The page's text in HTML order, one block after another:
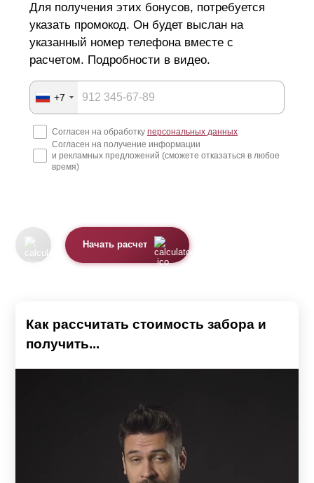
При выборе стоит учитывать вкусовые предпочтения
относительно дизайна забора. Дело в том, что
больший объем делает забор более объемным с
наличием горизонтальных линий. Соответственно
наоборот - чем меньше глубина, тем меньше изгибов
и горизонтальных линий. Заборы изготовленные из
любого размера
ламелейи глубины одинаково
соответствуют высокому качеству.
Для получения этих бонусов, потребуется
указать промокод. Он будет выслан на
указанный номер телефона вместе с
расчетом. Подробности в видео.
+7
Согласен на обработку персональных данных
Согласен на получение информации
и рекламных предложений (сможете отказаться в любое
время)
Начать расчет
Как рассчитать стоимость забора и
получить...